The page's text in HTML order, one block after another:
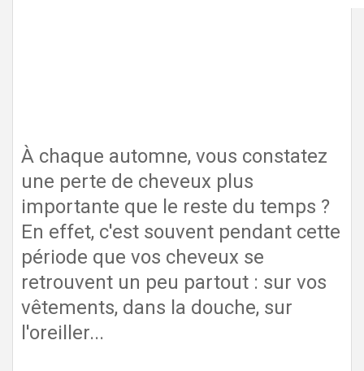
À chaque automne, vous constatez
une perte de cheveux plus
importante que le reste du temps ?
En effet, c'est souvent pendant cette
période que vos cheveux se
retrouvent un peu partout : sur vos
vêtements, dans la douche, sur
l'oreiller...